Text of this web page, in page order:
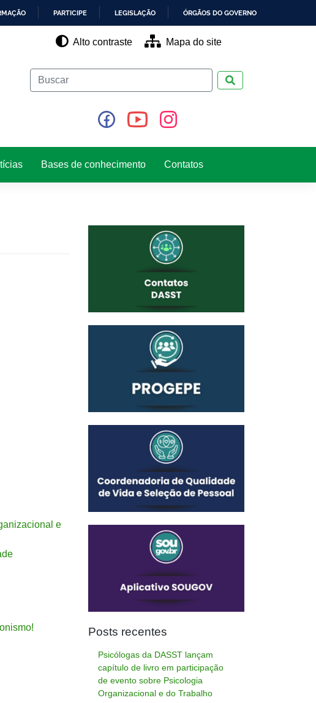
PARTICIPE LEGISLAÇÃO ÓRGÃOS DO GOVERNO
Alto contraste Mapa do site
Bases de conhecimento Contatos
e
Posts recentes
Psicólogas da DASST lançam
capítulo de livro em participação
de evento sobre Psicologia
Organizacional e do Trabalho